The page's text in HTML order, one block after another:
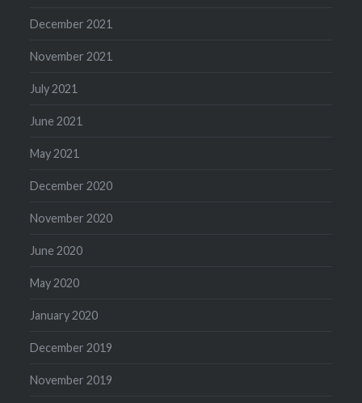
December 2021
November 2021
July 2021
June 2021
May 2021
December 2020
November 2020
June 2020
May 2020
January 2020
December 2019
November 2019